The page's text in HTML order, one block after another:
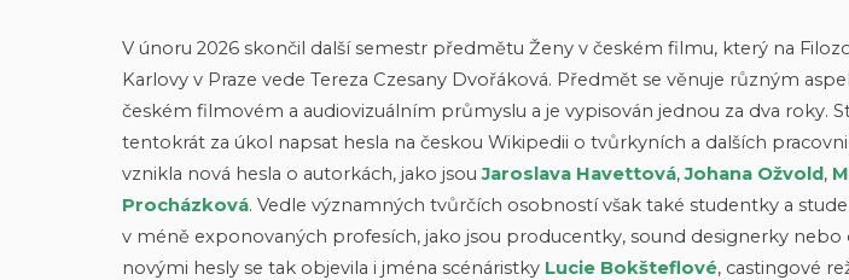
V únoru 2026 skončil další semestr předmětu Ženy v českém filmu, který na
Karlovy v Praze vede Tereza Czesany Dvořáková. Předmět se věnuje různým
českém filmovém a audiovizuálním průmyslu a je vypisován jednou za dva roky.
tentokrát za úkol napsat hesla na českou Wikipedii o tvůrkyních a dalších
vznikla nová hesla o autorkách, jako jsouJaroslava Havettová,Johana Ožvold,
Procházková. Vedle významných tvůrčích osobností však také studentky a
v méně exponovaných profesích, jako jsou producentky, sound designerky nebo
novými hesly se tak objevila i jména scénáristky Lucie Bokšteflové, castingové